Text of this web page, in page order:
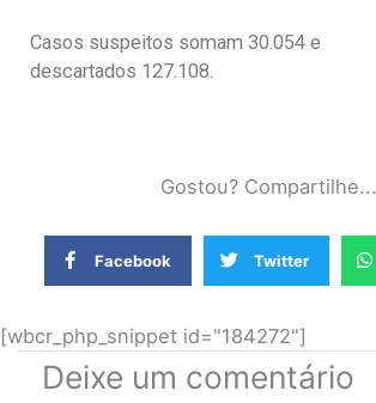
Casos suspeitos somam 30.054 e
descartados 127.108.
Gostou? Compartilhe...
Facebook Twitter
[wbcr_php_snippet id="184272"]
Deixe um comentário